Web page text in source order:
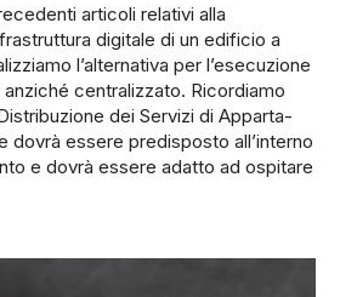
articoli relativi alla
digitale di un edificio a
l’alternativa per l’esecuzione
centralizzato. Ricordiamo
dei Servizi di Apparta­
dovrà essere predisposto all’in­terno
e dovrà essere adatto ad ospitare